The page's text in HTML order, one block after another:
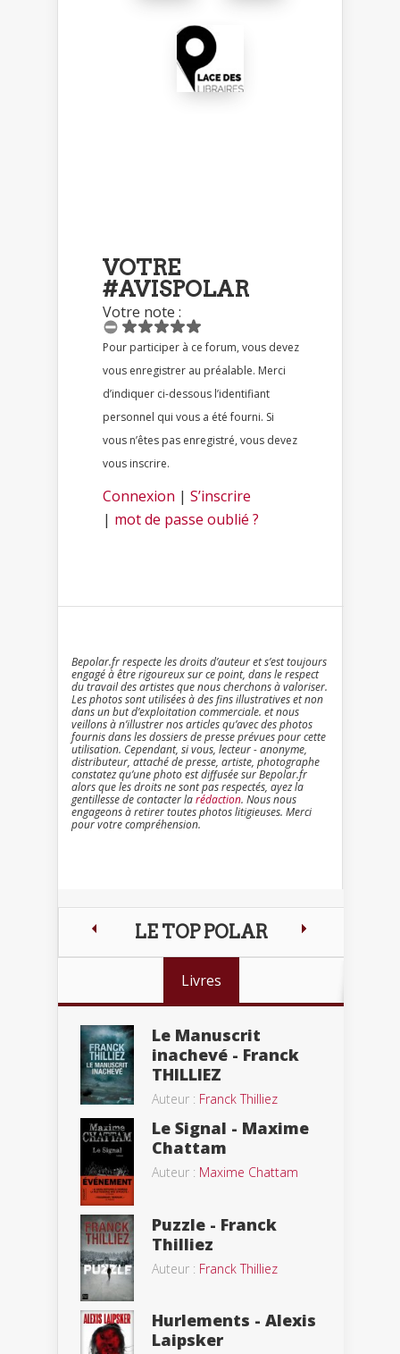
VOTRE
#AVISPOLAR
Votre note :
Pour participer à ce forum, vous devez
vous enregistrer au préalable. Merci
d’indiquer ci-dessous l’identifiant
personnel qui vous a été fourni. Si
vous n’êtes pas enregistré, vous devez
vous inscrire.
Connexion | S’inscrire
| mot de passe oublié ?
Bepolar.fr respecte les droits d’auteur et s’est toujours
engagé à être rigoureux sur ce point, dans le respect
du travail des artistes que nous cherchons à valoriser.
Les photos sont utilisées à des fins illustratives et non
dans un but d’exploitation commerciale. et nous
veillons à n’illustrer nos articles qu’avec des photos
fournis dans les dossiers de presse prévues pour cette
utilisation. Cependant, si vous, lecteur - anonyme,
distributeur, attaché de presse, artiste, photographe
constatez qu’une photo est diffusée sur Bepolar.fr
alors que les droits ne sont pas respectés, ayez la
gentillesse de contacter larédaction. Nous nous
engageons à retirer toutes photos litigieuses. Merci
pour votre compréhension.
LE TOP POLAR
Livres
Le Manuscrit
inachevé - Franck
THILLIEZ
Auteur : Franck Thilliez
Le Signal - Maxime
Chattam
Auteur : Maxime Chattam
Puzzle - Franck
Thilliez
Auteur : Franck Thilliez
Hurlements - Alexis
Laipsker